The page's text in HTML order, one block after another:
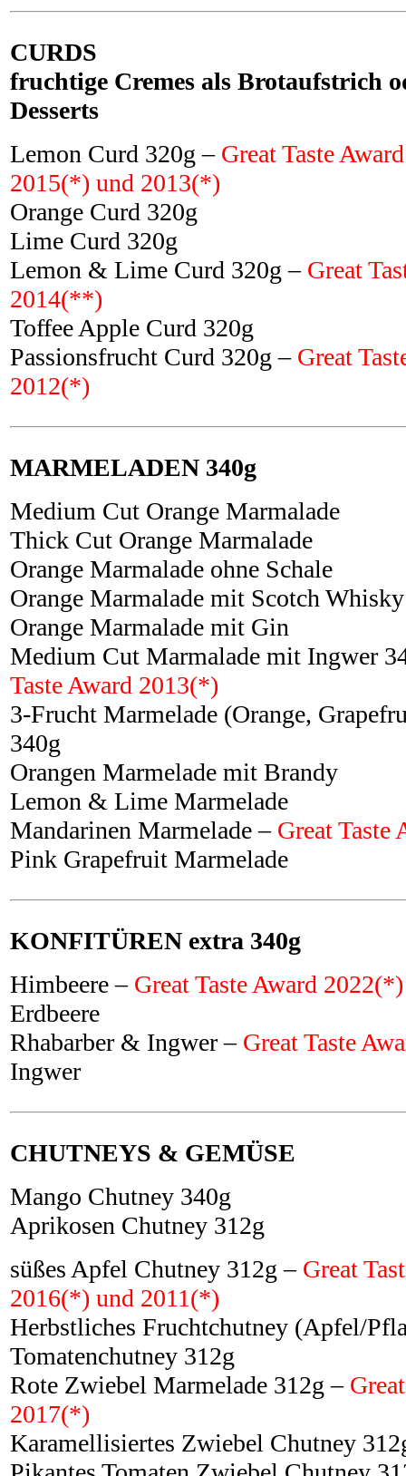
CURDS
fruchtige Cremes als Brotaufstrich
Desserts
Lemon Curd 320g – Great Taste
2015(*) und 2013(*)
Orange Curd 320g
Lime Curd 320g
Lemon & Lime Curd 320g – Great
2014(**)
Toffee Apple Curd 320g
Passionsfrucht Curd 320g – Great
2012(*)
MARMELADEN 340g
Medium Cut Orange Marmalade
Thick Cut Orange Marmalade
Orange Marmalade ohne Schale
Orange Marmalade mit Scotch Whisky
Orange Marmalade mit Gin
Medium Cut Marmalade mit Ingwer
Taste Award 2013(*)
3-Frucht Marmelade (Orange,
340g
Orangen Marmelade mit Brandy
Lemon & Lime Marmelade
Mandarinen Marmelade – Great Taste
Pink Grapefruit Marmelade
KONFITÜREN extra 340g
Himbeere – Great Taste Award
Erdbeere
Rhabarber & Ingwer – Great Taste
Ingwer
CHUTNEYS & GEMÜSE
Mango Chutney 340g
Aprikosen Chutney 312g
süßes Apfel Chutney 312g – Great
2016(*) und 2011(*)
Herbstliches Fruchtchutney (Apfel/
Tomatenchutney 312g
Rote Zwiebel Marmelade 312g –
2017(*)
Karamellisiertes Zwiebel Chutney